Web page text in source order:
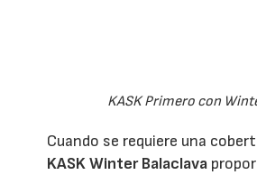
KASK Primero con
Cuando se requiere una
KASK Winter Balaclava